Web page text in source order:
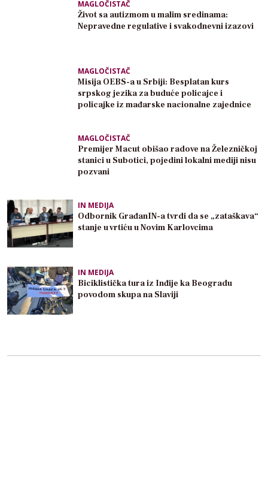
MAGLOČISTAČ
Život sa autizmom u malim sredinama:
Nepravedne regulative i svakodnevni izazovi
MAGLOČISTAČ
Misija OEBS-a u Srbiji: Besplatan kurs
srpskog jezika za buduće policajce i
policajke iz mađarske nacionalne zajednice
MAGLOČISTAČ
Premijer Macut obišao radove na Železničkoj
stanici u Subotici, pojedini lokalni mediji nisu
pozvani
IN MEDIJA
Odbornik GrađanIN-a tvrdi da se „zataškava“
stanje u vrtiću u Novim Karlovcima
IN MEDIJA
Biciklistička tura iz Inđije ka Beogradu
povodom skupa na Slaviji